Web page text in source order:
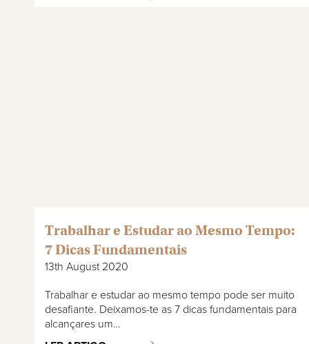
Trabalhar e Estudar ao Mesmo Tempo:
7 Dicas Fundamentais
13th August 2020
Trabalhar e estudar ao mesmo tempo pode ser muito
desafiante. Deixamos-te as 7 dicas fundamentais para
alcançares um…